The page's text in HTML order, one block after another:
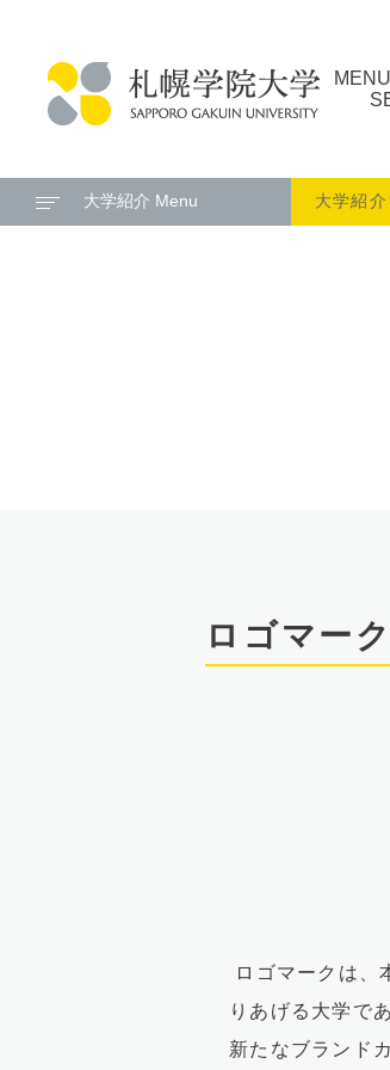
ュ
幌
学
大学紹介 Menu 大学紹介
ロゴマーク
ロゴマークは、
りあげる大学で
新たなブランド
ッ